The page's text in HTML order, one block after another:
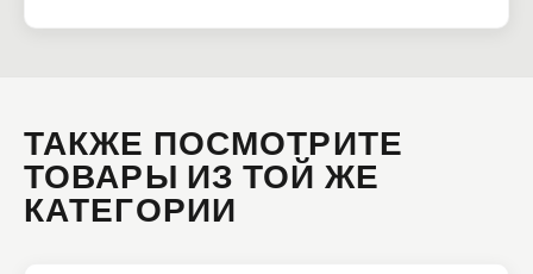
ТАКЖЕ ПОСМОТРИТЕ
ТОВАРЫ ИЗ ТОЙ ЖЕ
КАТЕГОРИИ